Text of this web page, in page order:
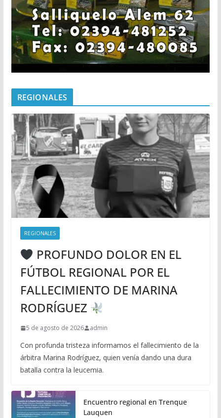
REGIONALES
REGIONALES
PROFUNDO DOLOR EN EL
FÚTBOL REGIONAL POR EL
FALLECIMIENTO DE MARINA
RODRÍGUEZ
5 de agosto de 2026 admin
Con profunda tristeza informamos el fallecimiento de la
árbitra Marina Rodríguez, quien venía dando una dura
batalla contra la leucemia.
Encuentro regional en Trenque
Lauquen